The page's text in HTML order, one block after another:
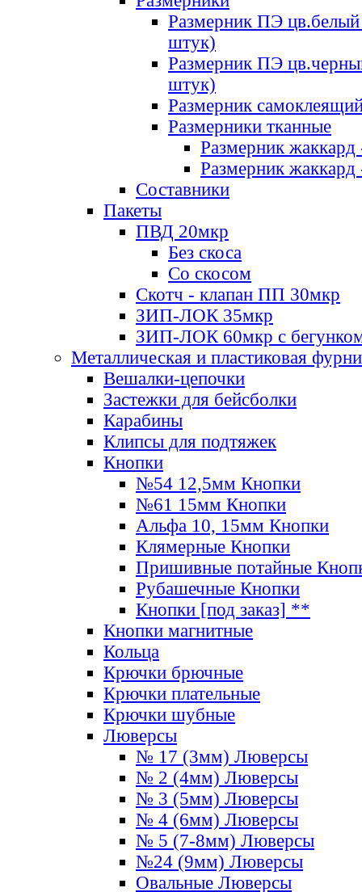
Размерник ПЭ цв.белый
штук)
Размерник ПЭ
штук)
Размерник
Размерники тканные
Размерник
Размерник
Составники
Пакеты
ПВД 20мкр
Без скоса
Со скосом
Скотч - клапан ПП 30мкр
ЗИП-ЛОК 35мкр
ЗИП-ЛОК 60мкр с
Металлическая и пластиковая
Вешалки-цепочки
Застежки для бейсболки
Карабины
Клипсы для подтяжек
Кнопки
№54 12,5мм Кнопки
№61 15мм Кнопки
Альфа 10, 15мм Кнопки
Клямерные Кнопки
Пришивные потайные
Рубашечные Кнопки
Кнопки [под заказ] **
Кнопки магнитные
Кольца
Крючки брючные
Крючки плательные
Крючки шубные
Люверсы
№ 17 (3мм) Люверсы
№ 2 (4мм) Люверсы
№ 3 (5мм) Люверсы
№ 4 (6мм) Люверсы
№ 5 (7-8мм) Люверсы
№24 (9мм) Люверсы
Овальные Люверсы